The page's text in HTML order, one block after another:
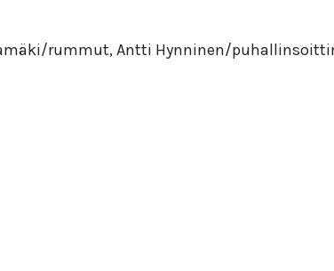
rummut, Antti Hynninen/